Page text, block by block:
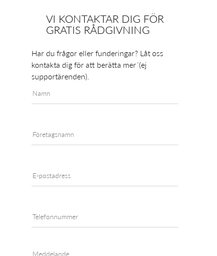
VI KONTAKTAR DIG FÖR
GRATIS RÅDGIVNING
Har du frågor eller funderingar? Låt oss
kontakta dig för att berätta mer´(ej
supportärenden).